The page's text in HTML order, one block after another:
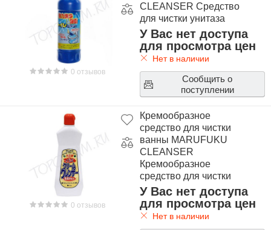
0 отзывов
CLEANSER Средство
для чистки унитаза
У Вас нет доступа
для просмотра цен
Нет в наличии
Сообщить о
поступлении
0 отзывов
Кремообразное
средство для чистки
ванны MARUFUKU
CLEANSER
Кремообразное
средство для чистки
ванны
У Вас нет доступа
для просмотра цен
Нет в наличии